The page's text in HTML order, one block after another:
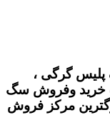
گرگی ،
خرید وفروش سگ
مرکز فروش